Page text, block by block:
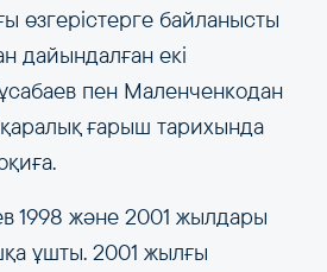
өзгерістерге байланысты
дайындалған екі
пен Маленченкодан
ғарыш тарихында
1998 және 2001 жылдары
ұшты. 2001 жылғы